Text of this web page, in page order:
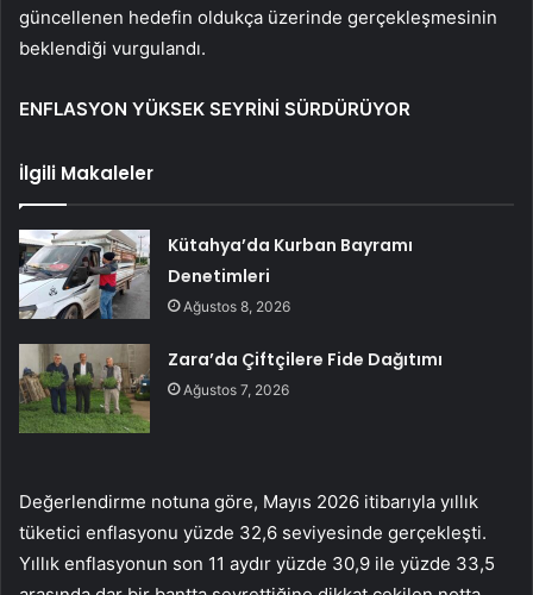
güncellenen hedefin oldukça üzerinde gerçekleşmesinin
beklendiği vurgulandı.
ENFLASYON YÜKSEK SEYRİNİ SÜRDÜRÜYOR
İlgili Makaleler
Kütahya’da Kurban Bayramı
Denetimleri
Ağustos 8, 2026
Zara’da Çiftçilere Fide Dağıtımı
Ağustos 7, 2026
Değerlendirme notuna göre, Mayıs 2026 itibarıyla yıllık
tüketici enflasyonu yüzde 32,6 seviyesinde gerçekleşti.
Yıllık enflasyonun son 11 aydır yüzde 30,9 ile yüzde 33,5